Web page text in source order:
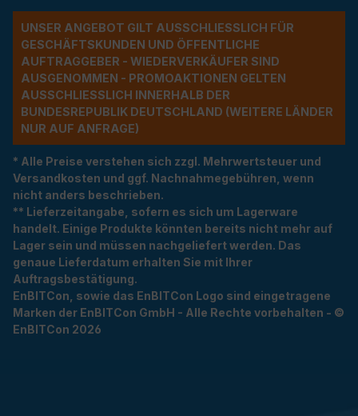
UNSER ANGEBOT GILT AUSSCHLIESSLICH FÜR G
ESCHÄFTSKUNDEN UND ÖFFENTLICHE A
UFTRAGGEBER - WIEDERVERKÄUFER SIND A
USGENOMMEN - PROMOAKTIONEN GELTEN A
USSCHLIESSLICH INNERHALB DER BU
NDESREPUBLIK DEUTSCHLAND (WEITERE LÄNDER NU
R AUF ANFRAGE)
* Alle Preise verstehen sich zzgl. Mehrwertsteuer und
Versandkosten und ggf. Nachnahmegebühren, wenn
nicht anders beschrieben.
** Lieferzeitangabe, sofern es sich um Lagerware
handelt. Einige Produkte könnten bereits nicht mehr auf
Lager sein und müssen nachgeliefert werden. Das
genaue Lieferdatum erhalten Sie mit Ihrer
Auftragsbestätigung.
EnBITCon, sowie das EnBITCon Logo sind eingetragene
Marken der EnBITCon GmbH - Alle Rechte vorbehalten - ©
EnBITCon 2026